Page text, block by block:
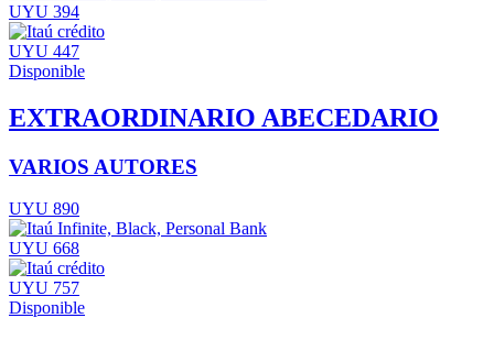
UYU 394
UYU 447
Disponible
EXTRAORDINARIO ABECEDARIO
VARIOS AUTORES
UYU 890
UYU 668
UYU 757
Disponible